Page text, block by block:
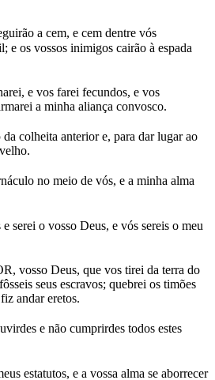
a cem, e cem dentre vós
e os vossos inimigos cairão à espada
e vos farei fecundos, e vos
a minha aliança convosco.
colheita anterior e, para dar lugar ao
no meio de vós, e a minha alma
serei o vosso Deus, e vós sereis o meu
vosso Deus, que vos tirei da terra do
seus escravos; quebrei os timões
andar eretos.
e não cumprirdes todos estes
estatutos, e a vossa alma se aborrecer